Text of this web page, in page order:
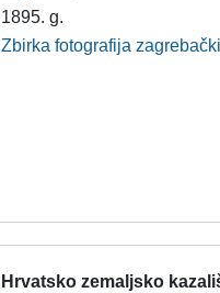
1895. g.
Zbirka fotografija
Hrvatsko zemaljsko